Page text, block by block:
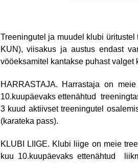
Treeningutel ja muudel klubi
KUN), viisakus ja austus endast
vööeksamitel kantakse puhast
HARRASTAJA. Harrastaja on
10.kuupäevaks ettenähtud
3 kuud aktiivset treeningutel
(karateka pass).
KLUBI LIIGE. Klubi liige on meie
kuu 10.kuupäevaks ettenähtud